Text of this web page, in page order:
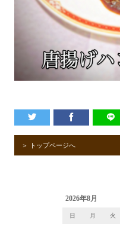
＞ トップページへ
2026年8月
日 月 火